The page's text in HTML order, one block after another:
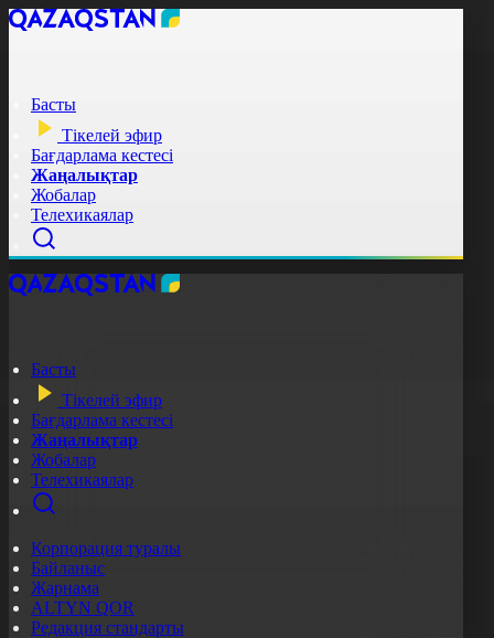
Басты
Тікелей эфир
Бағдарлама кестесі
Жаңалықтар
Жобалар
Телехикаялар
Басты
Тікелей эфир
Бағдарлама кестесі
Жаңалықтар
Жобалар
Телехикаялар
Корпорация туралы
Байланыс
Жарнама
ALTYN QOR
Редакция стандарты